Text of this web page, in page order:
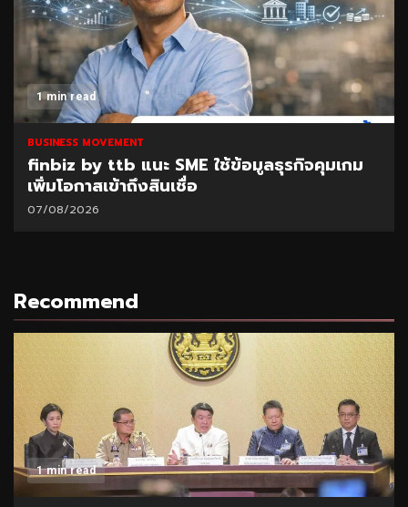
1 min read
BUSINESS MOVEMENT
finbiz by ttb แนะ SME ใช้ข้อมูลธุรกิจคุมเกม
เพิ่มโอกาสเข้าถึงสินเชื่อ
07/08/2026
Recommend
1 min read